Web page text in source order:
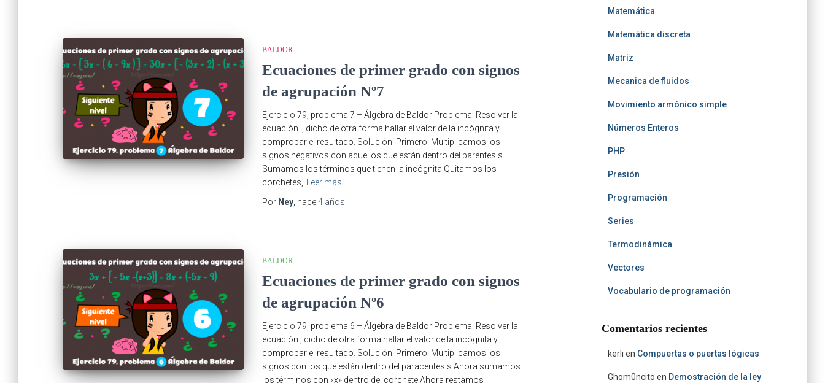
BALDOR
Ecuaciones de primer grado con signos
de agrupación Nº7
Ejercicio 79, problema 7 – Álgebra de Baldor Problema: Resolver la
ecuación , dicho de otra forma hallar el valor de la incógnita y
comprobar el resultado. Solución: Primero: Multiplicamos los
signos negativos con aquellos que están dentro del paréntesis
Sumamos los términos que tienen la incógnita Quitamos los
corchetes,
Leer más…
Por Ney , hace4 años
BALDOR
Ecuaciones de primer grado con signos
de agrupación Nº6
Ejercicio 79, problema 6 – Álgebra de Baldor Problema: Resolver la
ecuación , dicho de otra forma hallar el valor de la incógnita y
comprobar el resultado. Solución: Primero: Multiplicamos los
signos con los que están dentro del paracentesis Ahora sumamos
los términos con «x» dentro del corchete Ahora restamos
Matemática
Matemática discreta
Matriz
Mecanica de fluidos
Movimiento armónico simple
Números Enteros
PHP
Presión
Programación
Series
Termodinámica
Vectores
Vocabulario de programación
Comentarios recientes
kerli en Compuertas o puertas lógicas
Ghom0ncito en Demostración de la ley